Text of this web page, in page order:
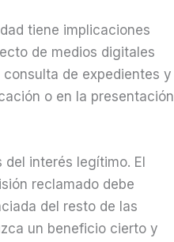
tiene implicaciones
de medios digitales
de expedientes y
o en la presentación
interés legítimo. El
reclamado debe
del resto de las
un beneficio cierto y